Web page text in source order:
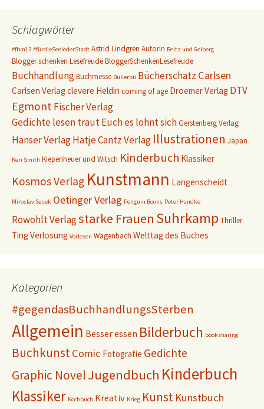
Schlagwörter
#fbm13 #fürdieSeelederStadt Astrid Lindgren Autorin Beltz und Gelberg
Blogger schenken LesefreudeBloggerSchenkenLesefreude
BuchhandlungBuchmesse Bullerbü Bücherschatz Carlsen
Carlsen Verlag clevere Heldin coming of age Droemer Verlag DTV
EgmontFischer Verlag
Gedichte lesen traut Euch es lohnt sichGerstenberg Verlag
Hanser VerlagHatje Cantz Verlag Illustrationen Japan
Keri Smith Kiepenheuer und Witsch Kinderbuch Klassiker
Kosmos Verlag Kunstmann Langenscheidt
Miroslav Sasek Oetinger Verlag Penguin Books Peter Handke
Rowohlt Verlagstarke Frauen Suhrkamp Thriller
Ting Verlosung Vorlesen Wagenbach Welttag des Buches
Kategorien
#gegendasBuchhandlungsSterben
Allgemein Besser essen Bilderbuch booksharing
BuchkunstComic Fotografie Gedichte
Graphic NovelJugendbuch Kinderbuch
Klassiker Kochbuch Kreativ Krieg Kunst Kunstbuch